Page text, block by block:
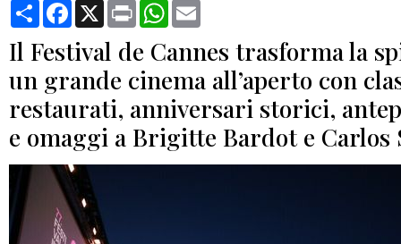
CondividiFacebook
X Print WhatsApp
Il Festival de Cannes trasforma la
un grande cinema all’aperto con
restaurati, anniversari storici,
e omaggi a Brigitte Bardot e Carlos